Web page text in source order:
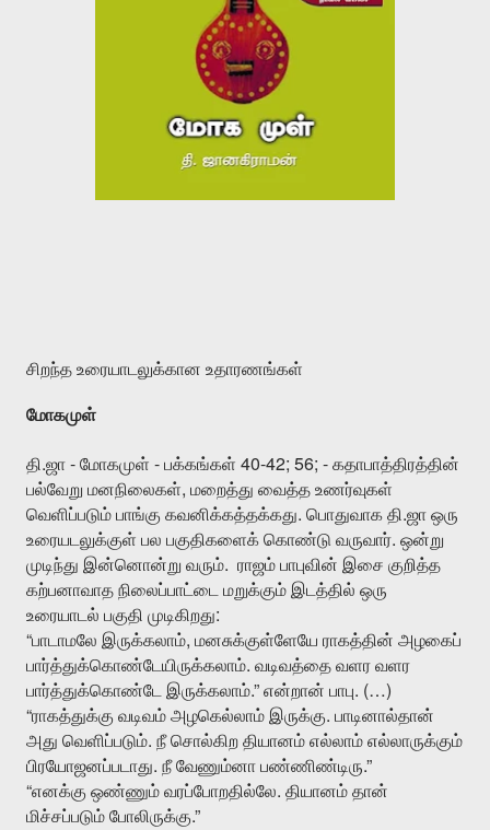
சிறந்த உரையாடலுக்கான உதாரணங்கள்
மோகமுள்
தி.ஜா - மோகமுள் - பக்கங்கள் 40-42; 56; - கதாபாத்திரத்தின்
பல்வேறு மனநிலைகள், மறைத்து வைத்த உணர்வுகள்
வெளிப்படும் பாங்கு கவனிக்கத்தக்கது. பொதுவாக தி.ஜா ஒரு
உரையடலுக்குள் பல பகுதிகளைக் கொண்டு வருவார். ஒன்று
முடிந்து இன்னொன்று வரும். ராஜம் பாபுவின் இசை குறித்த
கற்பனாவாத நிலைப்பாட்டை மறுக்கும் இடத்தில் ஒரு
உரையாடல் பகுதி முடிகிறது:
“பாடாமலே இருக்கலாம், மனசுக்குள்ளேயே ராகத்தின் அழகைப்
பார்த்துக்கொண்டேயிருக்கலாம். வடிவத்தை வளர வளர
பார்த்துக்கொண்டே இருக்கலாம்.” என்றான் பாபு. (…)
“ராகத்துக்கு வடிவம் அழகெல்லாம் இருக்கு. பாடினால்தான்
அது வெளிப்படும். நீ சொல்கிற தியானம் எல்லாம் எல்லாருக்கும்
பிரயோஜனப்படாது. நீ வேணும்னா பண்ணிண்டிரு.”
“எனக்கு ஒண்ணும் வரப்போறதில்லே. தியானம் தான்
மிச்சப்படும் போலிருக்கு.”